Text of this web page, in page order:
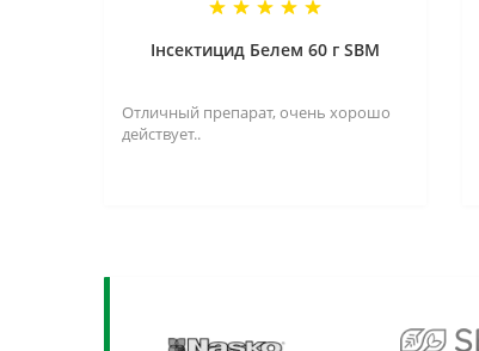
Інсектицид Белем 60 г SBM
Отличный препарат, очень хорошо
действует..